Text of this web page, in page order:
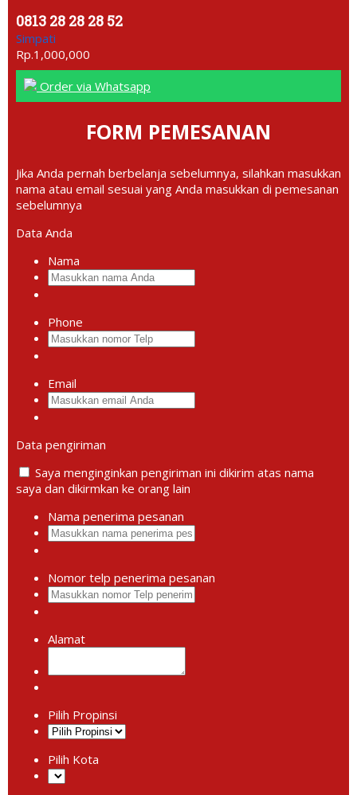
0813 28 28 28 52
Simpati
Rp.1,000,000
Order via Whatsapp
FORM PEMESANAN
Jika Anda pernah berbelanja sebelumnya, silahkan masukkan
nama atau email sesuai yang Anda masukkan di pemesanan
sebelumnya
Data Anda
Nama
Phone
Email
Data pengiriman
Saya menginginkan pengiriman ini dikirim atas nama
saya dan dikirmkan ke orang lain
Nama penerima pesanan
Nomor telp penerima pesanan
Alamat
Pilih Propinsi
Pilih Kota